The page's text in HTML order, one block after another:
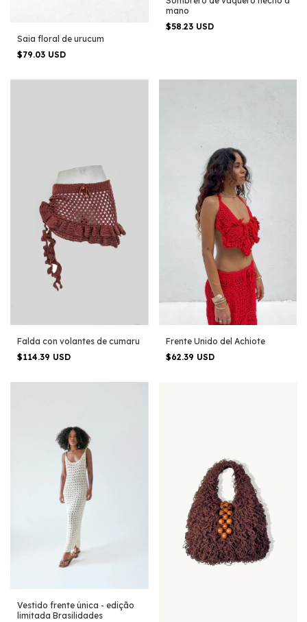
Saia floral de urucum
$79.03 USD
mano
$58.23 USD
Falda con volantes de cumaru
$114.39 USD
Frente Unido del Achiote
$62.39 USD
Vestido frente única - edição
limitada Brasilidades